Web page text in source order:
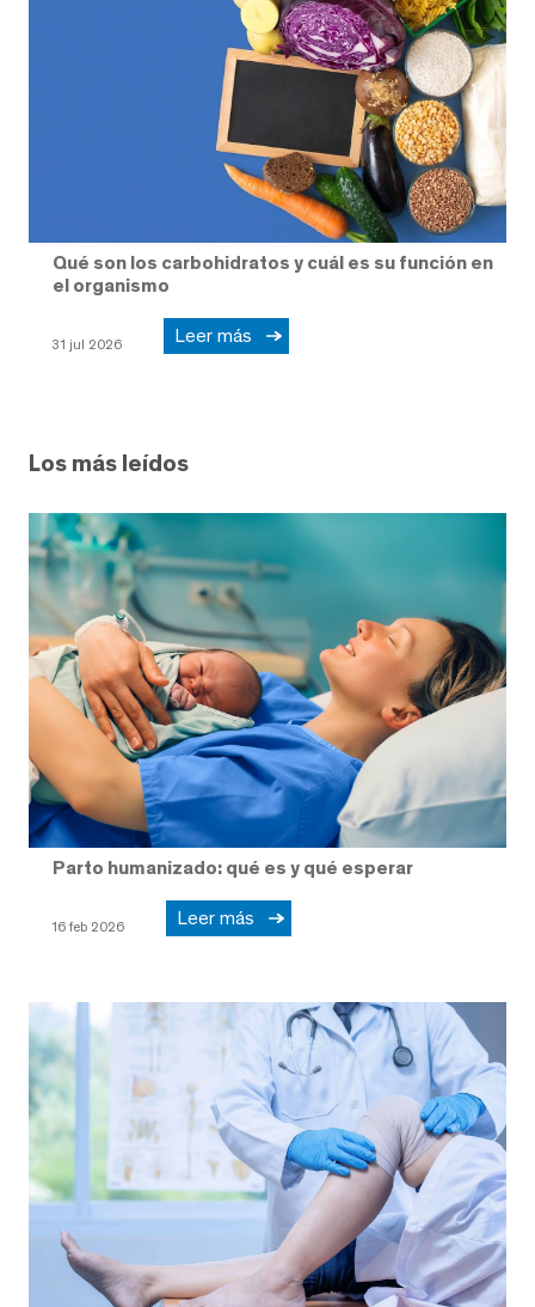
Qué son los carbohidratos y cuál es su función en
el organismo
31 jul 2026 Leer más
Los más leídos
Parto humanizado: qué es y qué esperar
16 feb 2026 Leer más